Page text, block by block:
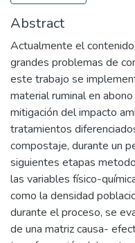
Abstract
Actualmente el
grandes problemas de
este trabajo se
material ruminal en
mitigación del impacto
tratamientos
compostaje, durante un
siguientes etapas
las variables físico-
como la densidad
durante el proceso, se
de una matriz causa-